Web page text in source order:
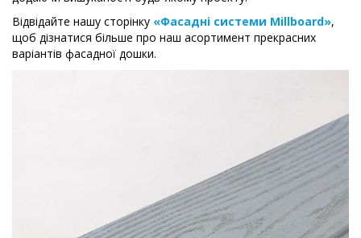
Відвідайте нашу сторінку «Фасадні системи Millboard»,
щоб дізнатися більше про наш асортимент прекрасних
варіантів фасадної дошки.